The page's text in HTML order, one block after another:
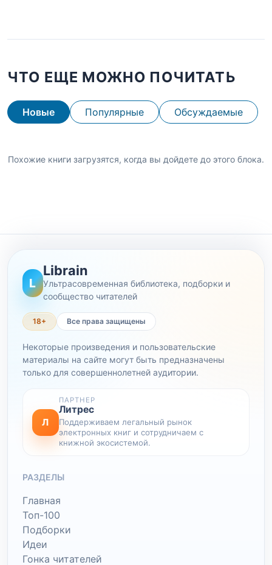
ЧТО ЕЩЕ МОЖНО ПОЧИТАТЬ
Новые Популярные Обсуждаемые
Похожие книги загрузятся, когда вы дойдете до этого блока.
L
Librain
Ультрасовременная библиотека, подборки и
сообщество читателей
18+ Все права защищены
Некоторые произведения и пользовательские
материалы на сайте могут быть предназначены
только для совершеннолетней аудитории.
Л
ПАРТНЕР
Литрес
Поддерживаем легальный рынок
электронных книг и сотрудничаем с
книжной экосистемой.
РАЗДЕЛЫ
Главная
Топ-100
Подборки
Идеи
Гонка читателей